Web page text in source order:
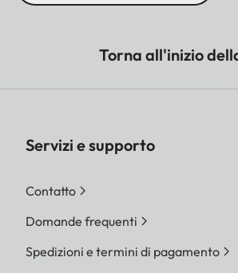
Torna all'inizio
Servizi e supporto
Contatto
Domande frequenti
Spedizioni e termini di pagamento